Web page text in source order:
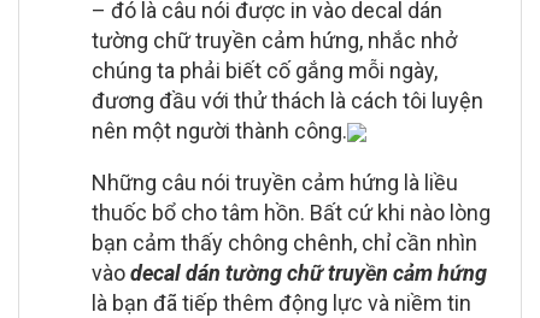
– đó là câu nói được in vào decal dán
tường chữ truyền cảm hứng, nhắc nhở
chúng ta phải biết cố gắng mỗi ngày,
đương đầu với thử thách là cách tôi luyện
nên một người thành công.
Những câu nói truyền cảm hứng là liều
thuốc bổ cho tâm hồn. Bất cứ khi nào lòng
bạn cảm thấy chông chênh, chỉ cần nhìn
vàodecal dán tường chữ truyền cảm hứng
là bạn đã tiếp thêm động lực và niềm tin